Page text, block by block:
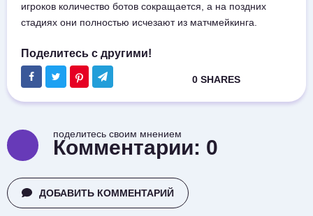
игроков количество ботов сокращается, а на поздних
стадиях они полностью исчезают из матчмейкинга.
поделитесь своим мнением
Комментарии: 0
ДОБАВИТЬ КОММЕНТАРИЙ